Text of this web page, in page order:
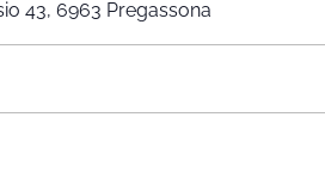
43, 6963 Pregassona